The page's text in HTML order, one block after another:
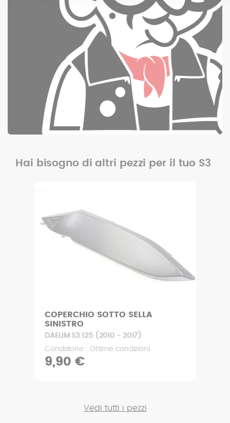
Hai bisogno di altri pezzi per il tuo S3
COPERCHIO SOTTO SELLA
SINISTRO
DAELIM S3 125 (2010 - 2017)
Condizione : Ottime condizioni
9,90 €
Vedi tutti i pezzi